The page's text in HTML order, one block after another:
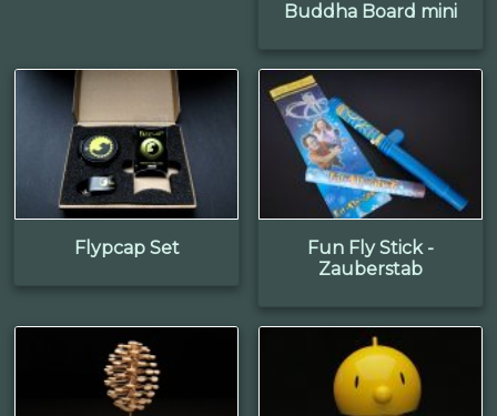
Buddha Board mini
Flypcap Set
Fun Fly Stick -
Zauberstab